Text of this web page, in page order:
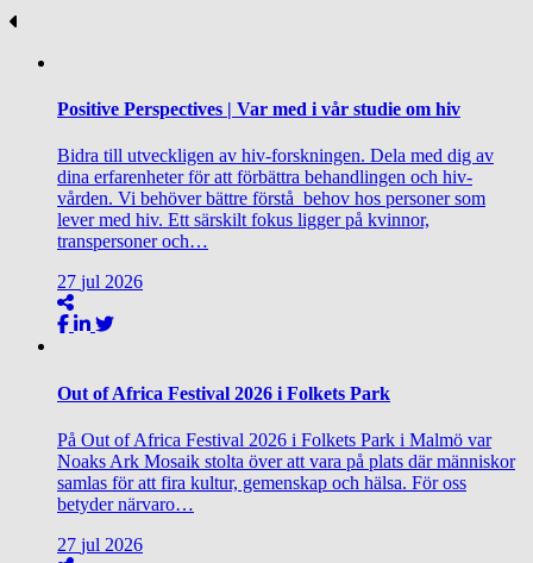
Positive Perspectives | Var med i vår studie om hiv
Bidra till utveckligen av hiv-forskningen. Dela med dig av
dina erfarenheter för att förbättra behandlingen och hiv-
vården. Vi behöver bättre förstå behov hos personer som
lever med hiv. Ett särskilt fokus ligger på kvinnor,
transpersoner och…
27 jul 2026
Out of Africa Festival 2026 i Folkets Park
På Out of Africa Festival 2026 i Folkets Park i Malmö var
Noaks Ark Mosaik stolta över att vara på plats där människor
samlas för att fira kultur, gemenskap och hälsa. För oss
betyder närvaro…
27 jul 2026